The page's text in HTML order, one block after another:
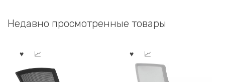
Недавно просмотренные товары